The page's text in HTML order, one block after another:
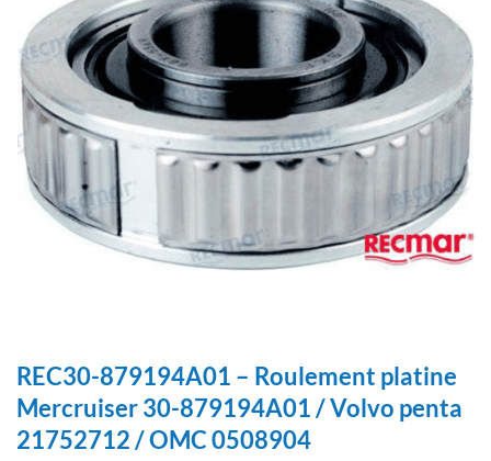
LISTE
D’ENVIES
REC30-879194A01 – Roulement platine
Mercruiser 30-879194A01 / Volvo penta
21752712 / OMC 0508904